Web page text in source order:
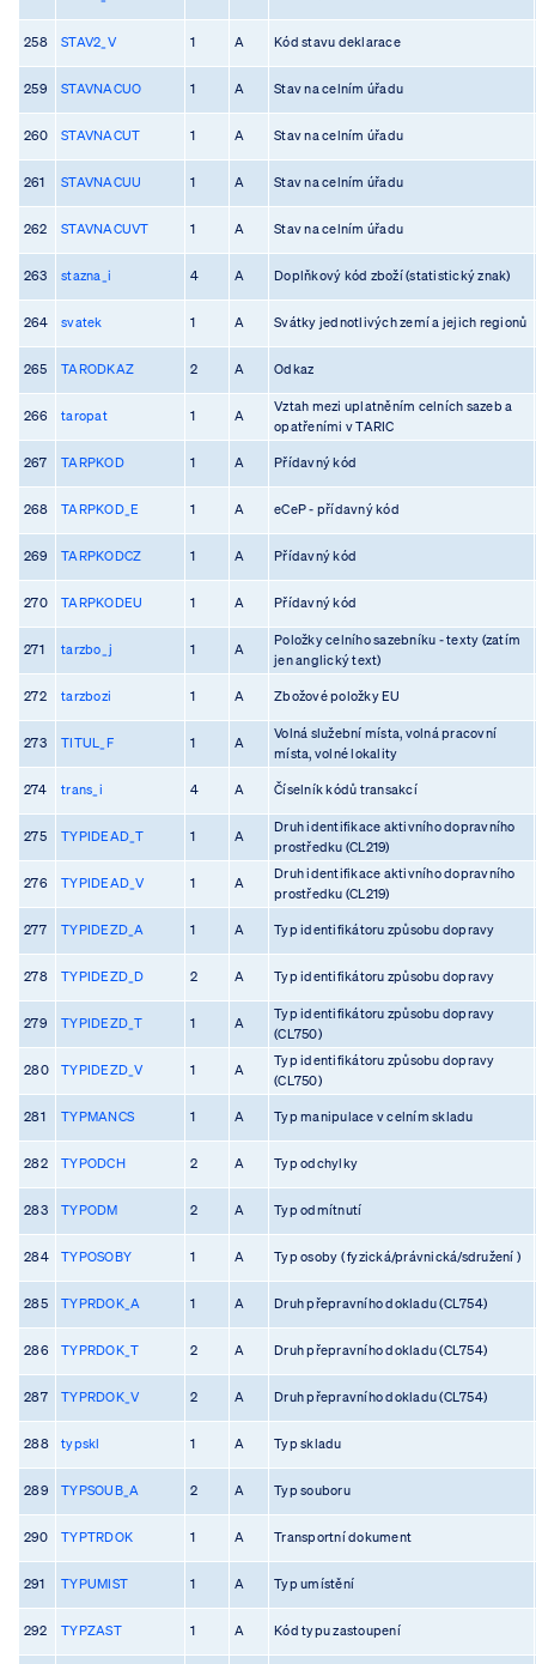
258 STAV2_V 1 A Kód stavu deklarace
259 STAVNACUO 1 A Stav na celním úřadu
260 STAVNACUT 1 A Stav na celním úřadu
261 STAVNACUU 1 A Stav na celním úřadu
262 STAVNACUVT 1 A Stav na celním úřadu
263 stazna_i 4 A Doplňkový kód zboží (statistický znak)
264 svatek 1 A Svátky jednotlivých zemí a jejich regionů
265 TARODKAZ 2 A Odkaz
266 taropat 1 A
Vztah mezi uplatněním celních sazeb a
opatřeními v TARIC
267 TARPKOD 1 A Přídavný kód
268 TARPKOD_E 1 A eCeP - přídavný kód
269 TARPKODCZ 1 A Přídavný kód
270 TARPKODEU 1 A Přídavný kód
271 tarzbo_j 1 A
Položky celního sazebníku - texty (zatím
jen anglický text)
272 tarzbozi 1 A Zbožové položky EU
273 TITUL_F 1 A
Volná služební místa, volná pracovní
místa, volné lokality
274 trans_i 4 A Číselník kódů transakcí
275 TYPIDEAD_T 1 A
Druh identifikace aktivního dopravního
prostředku (CL219)
276 TYPIDEAD_V 1 A
Druh identifikace aktivního dopravního
prostředku (CL219)
277 TYPIDEZD_A 1 A Typ identifikátoru způsobu dopravy
278 TYPIDEZD_D 2 A Typ identifikátoru způsobu dopravy
279 TYPIDEZD_T 1 A
Typ identifikátoru způsobu dopravy
(CL750)
280 TYPIDEZD_V 1 A
Typ identifikátoru způsobu dopravy
(CL750)
281 TYPMANCS 1 A Typ manipulace v celním skladu
282 TYPODCH 2 A Typ odchylky
283 TYPODM 2 A Typ odmítnutí
284 TYPOSOBY 1 A Typ osoby ( fyzická/právnická/sdružení )
285 TYPRDOK_A 1 A Druh přepravního dokladu (CL754)
286 TYPRDOK_T 2 A Druh přepravního dokladu (CL754)
287 TYPRDOK_V 2 A Druh přepravního dokladu (CL754)
288 typskl 1 A Typ skladu
289 TYPSOUB_A 2 A Typ souboru
290 TYPTRDOK 1 A Transportní dokument
291 TYPUMIST 1 A Typ umístění
292 TYPZAST 1 A Kód typu zastoupení